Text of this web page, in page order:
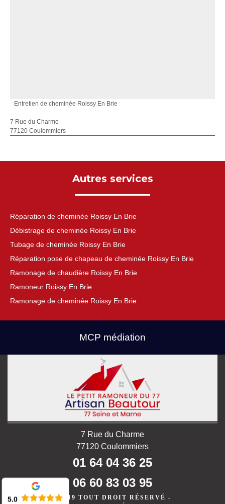
Entretien de cheminée Roissy En Brie
7 Rue du Charme
77120 Coulommiers
Autres services
Réparation de cheminée Roissy En Brie
Débistrage de cheminée Roissy En Brie
Tubage de cheminée Roissy En Brie
Réparation pose de chapeau de cheminée Roissy En Brie
Ramonage de chaudière Roissy En Brie
Ramoneur Roissy En Brie
Ramonage de cheminée Roissy En Brie
MCP médiation
7 Rue du Charme
77120 Coulommiers
01 64 04 36 25
06 60 83 03 95
©2019 TOUT DROIT RÉSERVÉ -
5.0